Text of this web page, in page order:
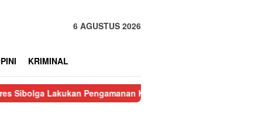
6 AGUSTUS 2026
KRIMINAL
Pengamanan Kebakaran Pasar Nauli